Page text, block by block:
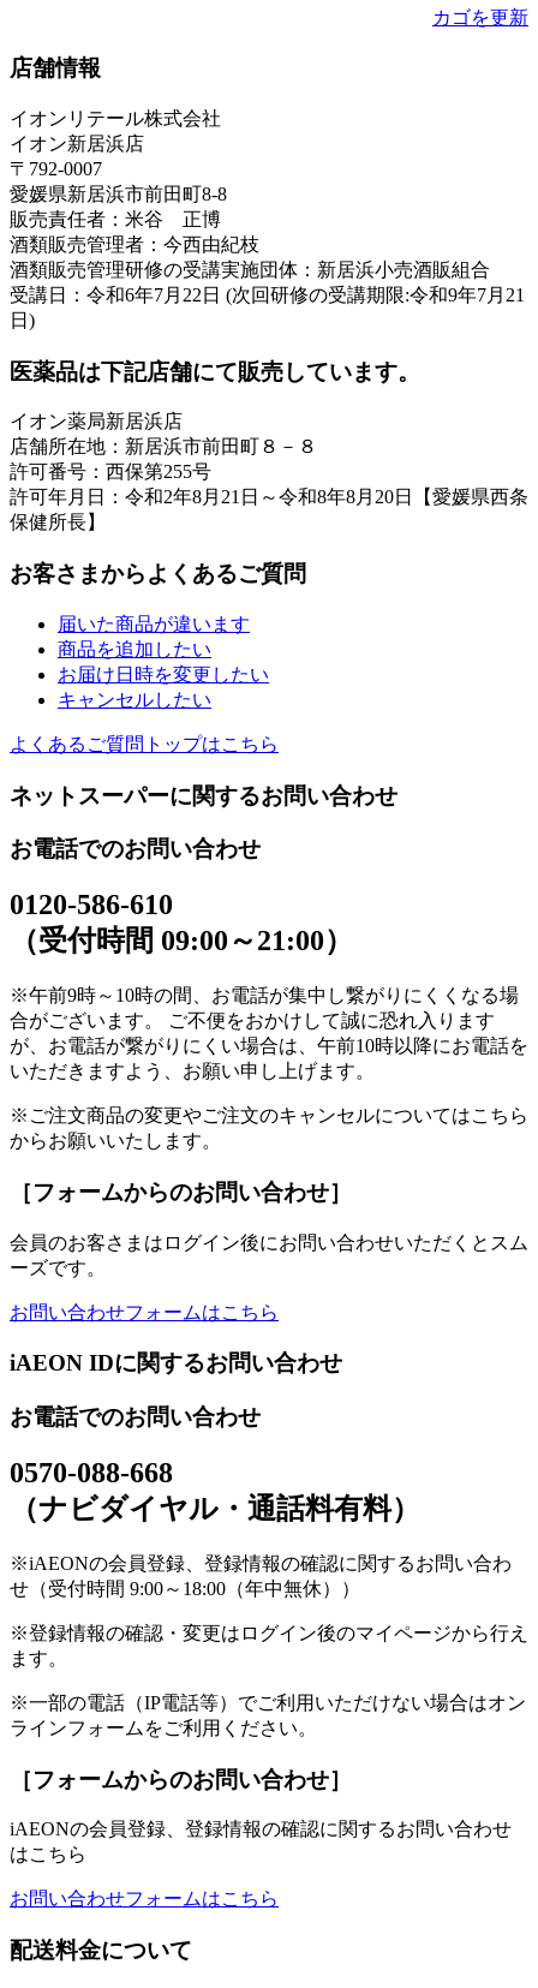
カゴを更新
店舗情報
イオンリテール株式会社
イオン新居浜店
〒792-0007
愛媛県新居浜市前田町8-8
販売責任者：米谷 正博
酒類販売管理者：今西由紀枝
酒類販売管理研修の受講実施団体：新居浜小売酒販組合
受講日：令和6年7月22日 (次回研修の受講期限:令和9年7月21
日)
医薬品は下記店舗にて販売しています。
イオン薬局新居浜店
店舗所在地：新居浜市前田町８－８
許可番号：西保第255号
許可年月日：令和2年8月21日～令和8年8月20日【愛媛県西条
保健所長】
お客さまからよくあるご質問
届いた商品が違います
商品を追加したい
お届け日時を変更したい
キャンセルしたい
よくあるご質問トップはこちら
ネットスーパーに関するお問い合わせ
お電話でのお問い合わせ
0120-586-610
（受付時間 09:00～21:00）
※午前9時～10時の間、お電話が集中し繋がりにくくなる場
合がございます。 ご不便をおかけして誠に恐れ入ります
が、お電話が繋がりにくい場合は、午前10時以降にお電話を
いただきますよう、お願い申し上げます。
※ご注文商品の変更やご注文のキャンセルについてはこちら
からお願いいたします。
［フォームからのお問い合わせ］
会員のお客さまはログイン後にお問い合わせいただくとスム
ーズです。
お問い合わせフォームはこちら
iAEON IDに関するお問い合わせ
お電話でのお問い合わせ
0570-088-668
（ナビダイヤル・通話料有料）
※iAEONの会員登録、登録情報の確認に関するお問い合わ
せ（受付時間 9:00～18:00（年中無休））
※登録情報の確認・変更はログイン後のマイページから行え
ます。
※一部の電話（IP電話等）でご利用いただけない場合はオン
ラインフォームをご利用ください。
［フォームからのお問い合わせ］
iAEONの会員登録、登録情報の確認に関するお問い合わせ
はこちら
お問い合わせフォームはこちら
配送料金について